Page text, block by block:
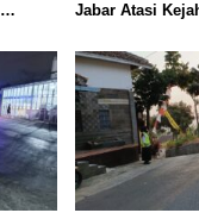
Jabar Atasi